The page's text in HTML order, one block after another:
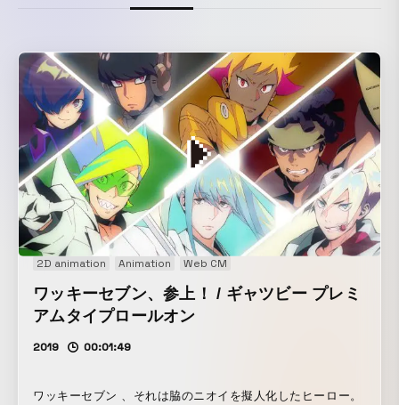
2D animation Animation Web CM
ワッキーセブン、参上！ / ギャツビー プレミ
アムタイプロールオン
2019 00:01:49
ワッキーセブン 、それは脇のニオイを擬人化したヒーロー。